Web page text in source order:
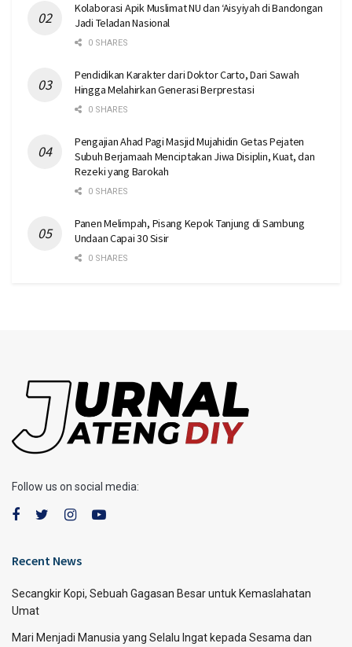
Kolaborasi Apik Muslimat NU dan ‘Aisyiyah di Bandongan
Jadi Teladan Nasional
0 SHARES
Pendidikan Karakter dari Doktor Carto, Dari Sawah
Hingga Melahirkan Generasi Berprestasi
0 SHARES
Pengajian Ahad Pagi Masjid Mujahidin Getas Pejaten
Subuh Berjamaah Menciptakan Jiwa Disiplin, Kuat, dan
Rezeki yang Barokah
0 SHARES
Panen Melimpah, Pisang Kepok Tanjung di Sambung
Undaan Capai 30 Sisir
0 SHARES
Follow us on social media:
Recent News
Secangkir Kopi, Sebuah Gagasan Besar untuk Kemaslahatan
Umat
Mari Menjadi Manusia yang Selalu Ingat kepada Sesama dan